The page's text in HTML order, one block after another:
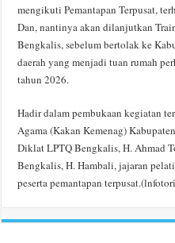
mengikuti Pemantapan Terpusat,
Dan, nantinya akan dilanjutkan
Bengkalis, sebelum bertolak ke
daerah yang menjadi tuan rumah
tahun 2026.
Hadir dalam pembukaan kegiatan
Agama (Kakan Kemenag)
Diklat LPTQ Bengkalis, H. Ahmad
Bengkalis, H. Hambali, jajaran
peserta pemantapan